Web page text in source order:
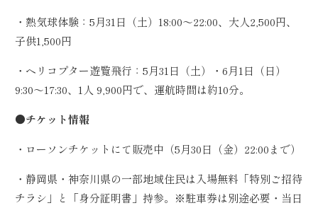
・熱気球体験：5月31日（土）18:00～22:00、大人2,500円、
子供1,500円
・ヘリコプター遊覧飛行：5月31日（土）・6月1日（日）
9:30〜17:30、1人 9,900円で、運航時間は約10分。
●チケット情報
・ローソンチケットにて販売中（5月30日（金）22:00まで）
・静岡県・神奈川県の一部地域住民は入場無料「特別ご招待
チラシ」と「身分証明書」持参。※駐車券は別途必要・当日